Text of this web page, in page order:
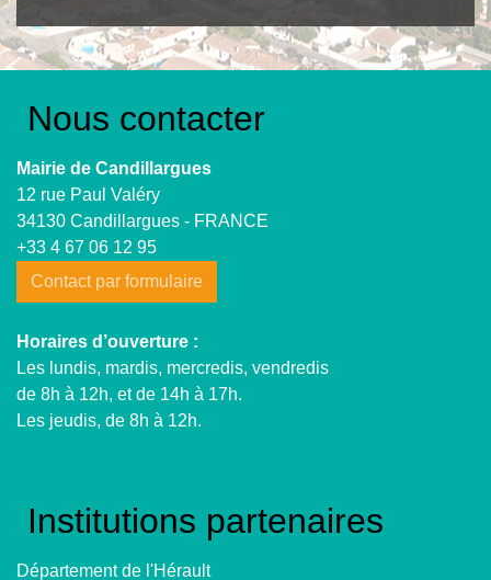
Nous contacter
Mairie de Candillargues
12 rue Paul Valéry
34130 Candillargues - FRANCE
+33 4 67 06 12 95
Contact par formulaire
Horaires d’ouverture :
Les lundis, mardis, mercredis, vendredis
de 8h à 12h, et de 14h à 17h.
Les jeudis, de 8h à 12h.
Institutions partenaires
Département de l'Hérault